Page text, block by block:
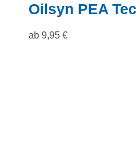
Oilsyn PEA
ab 9,95 €